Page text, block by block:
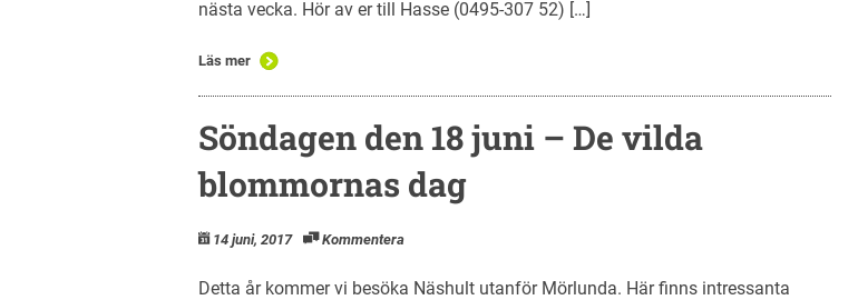
nästa vecka. Hör av er till Hasse (0495-307 52) […]
Läs mer
Söndagen den 18 juni – De vilda
blommornas dag
14 juni, 2017 Kommentera
Detta år kommer vi besöka Näshult utanför Mörlunda. Här finns intressanta